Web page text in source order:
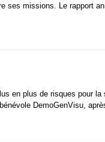
ses missions. Le rapport
en plus de risques pour
DemoGenVisu,